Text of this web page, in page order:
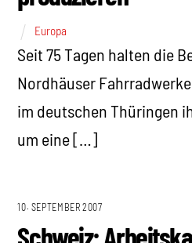
Europa
Seit 75 Tagen halten die
Nordhäuser
im deutschen Thüringen
um eine […]
10. SEPTEMBER 2007